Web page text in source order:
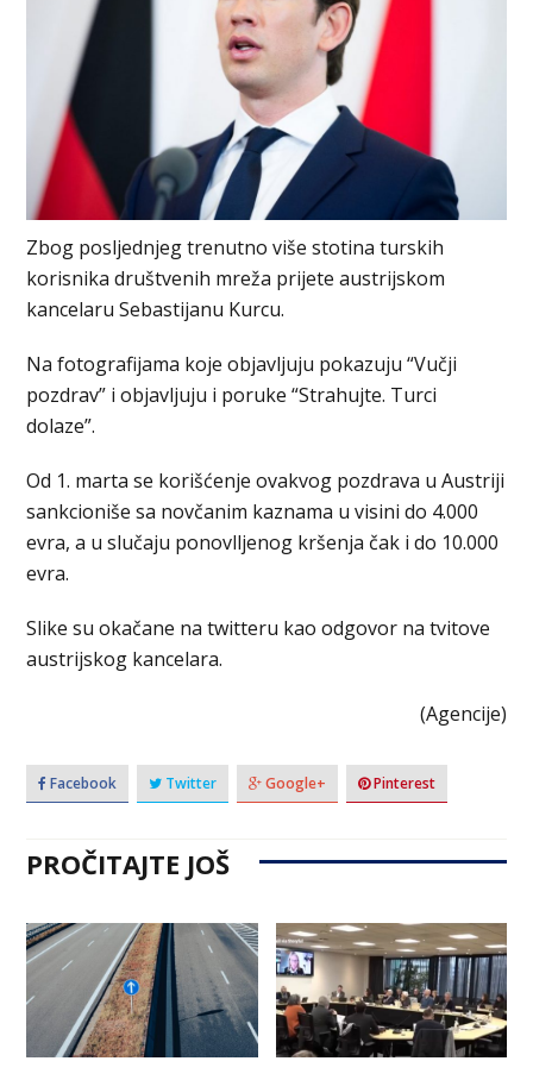
Zbog posljednjeg trenutno više stotina turskih
korisnika društvenih mreža prijete austrijskom
kancelaru Sebastijanu Kurcu.
Na fotografijama koje objavljuju pokazuju “Vučji
pozdrav” i objavljuju i poruke “Strahujte. Turci
dolaze”.
Od 1. marta se korišćenje ovakvog pozdrava u Austriji
sankcioniše sa novčanim kaznama u visini do 4.000
evra, a u slučaju ponovlljenog kršenja čak i do 10.000
evra.
Slike su okačane na twitteru kao odgovor na tvitove
austrijskog kancelara.
(Agencije)
Facebook Twitter Google+ Pinterest
PROČITAJTE JOŠ